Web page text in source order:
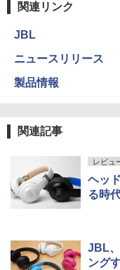
関連リンク
JBL
ニュースリリース
製品情報
関連記事
レビュ
ヘッ
る時
JBL
ング